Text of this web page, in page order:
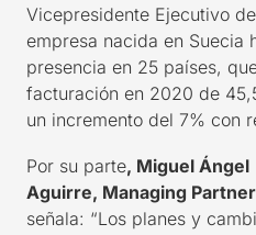
Vicepresidente Ejecutivo de
empresa nacida en Suecia
presencia en 25 países,
facturación en 2020 de
un incremento del 7% con
Por su parte, Miguel Ángel
Aguirre, Managing Partner
señala: “Los planes y